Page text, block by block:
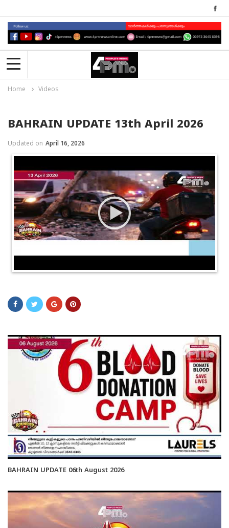
Home Videos
BAHRAIN UPDATE 13th April 2026
Updated on April 16, 2026
BAHRAIN UPDATE 06th August 2026